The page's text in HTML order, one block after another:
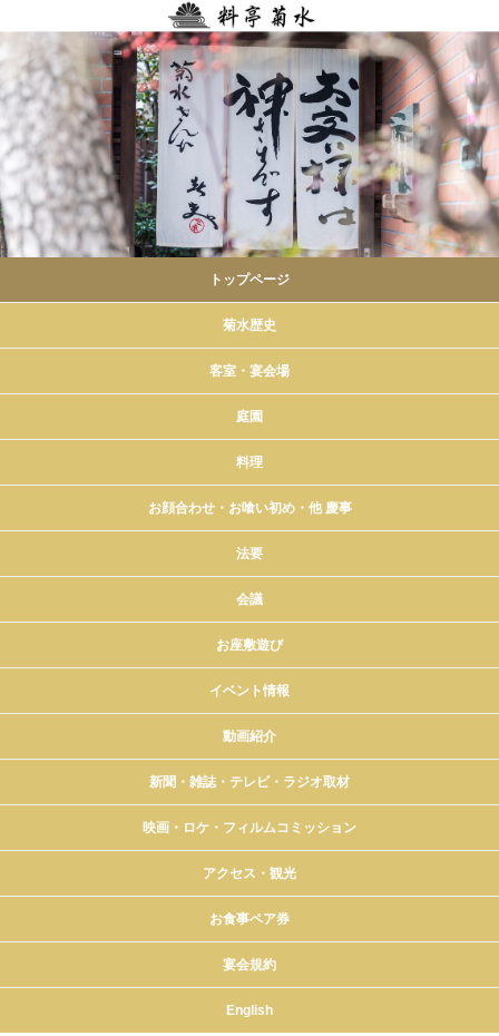
トップページ
菊水歴史
客室・宴会場
庭園
料理
お顔合わせ・お喰い初め・他 慶事
法要
会議
お座敷遊び
イベント情報
動画紹介
新聞・雑誌・テレビ・ラジオ取材
映画・ロケ・フィルムコミッション
アクセス・観光
お食事ペア券
宴会規約
English